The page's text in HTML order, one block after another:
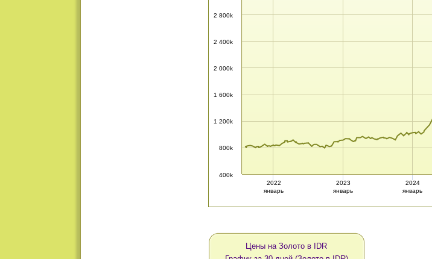
400k
800k
1 200k
1 600k
2 000k
2 400k
2 800k
2022
январь
2023
январь
2024
январь
Цены на Золото в IDR